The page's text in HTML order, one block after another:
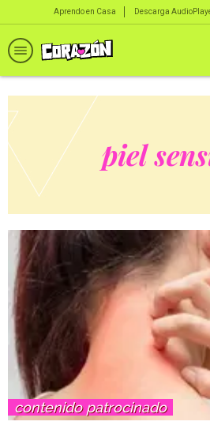
Aprendo en Casa Descarga
piel
contenido patrocinado